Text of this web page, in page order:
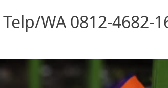
WA 0812-4682-